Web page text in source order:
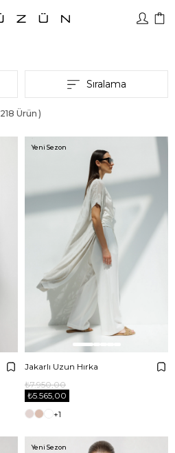
Sıralama
218 Ürün
Jakarlı Uzun Hırka
₺5.565,00
₺7.950,00
+1
Yeni Sezon
Yeni Sezon